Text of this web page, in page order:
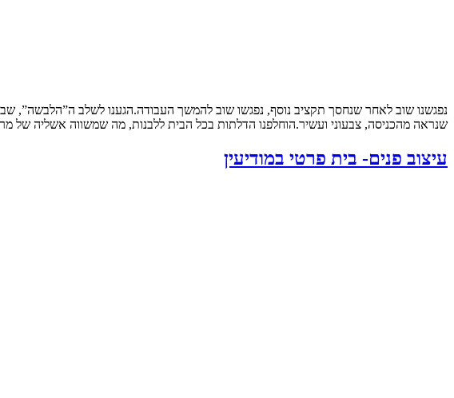
נפגשנו שוב לאחר שנחסך תקציב נוסף, נפגשו שוב להמשך העבודה.הגענו לשלב ה”הלבשה”,
שנראה מהכניסה, צבעוני ועשיר.הוחלפנו הדלתות בכל הבית ללבנות, מה שמשווה אשליה של
עיצוב פנים- בית פרטי במודיעין